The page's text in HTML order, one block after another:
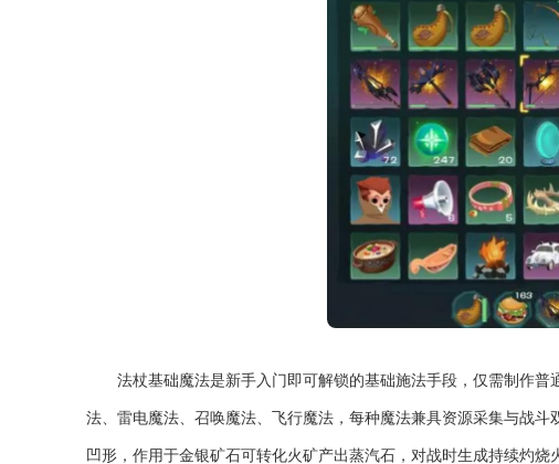
法杖基础魔法是新手入门即可解锁的基础施法手段，仅需制作
法、雷电魔法、召唤魔法、飞行魔法，每种魔法兼具资源采集与战
凹形，作用于金银矿石可转化火矿产出蒸汽石，对战时生成持续灼